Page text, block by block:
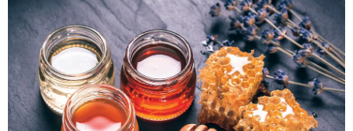
გააჩენსო კენჭებს. ზუსტად ვერ გავიგე როგორ
მოვამზადო უსაფრთხოდ. 2) მეორე ვარიანტი
მაინტერესებს რძესთან ერთად მიღება: რძეში ჩავყარო
ერთი სუფრის კოვზის მეოთხედი ფხვნილი კურკუმა და
ჩავყარო ცოტა შავი პილპილი და ავადუღო თუ ჯერ რძე
ავადუღო, ცოტა გათბეს და მერე ჩავყარო კურკუმა? და
საღამოს ვახშამზე რომ მივიღო თუ შეიძლება? P.S მიზანი
არის ანთების საწინააღმდეგო,ანტიოქსიდანტური და
დამამშვიდებელი( მშვიდი ძილისთვის)